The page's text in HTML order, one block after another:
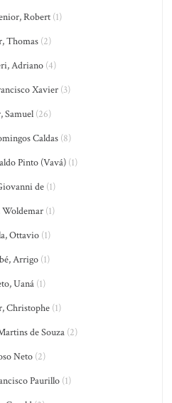
Robert(1)
Thomas(2)
Adriano (4)
Xavier(3)
Samuel (26)
Caldas (8)
Pinto (Vavá) (1)
de (1)
Woldemar (1)
Ottavio (1)
Arrigo(1)
Uaná (1)
Christophe (1)
de Souza (2)
Neto(2)
Paurillo (1)